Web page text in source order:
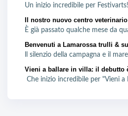
Un inizio incredibile per
Il nostro nuovo centro
È già passato qualche mese da
Benvenuti a Lamarossa trulli &
ll silenzio della campagna e il
Vieni a ballare in villa: il debutto
Che inizio incredibile per "Vieni a